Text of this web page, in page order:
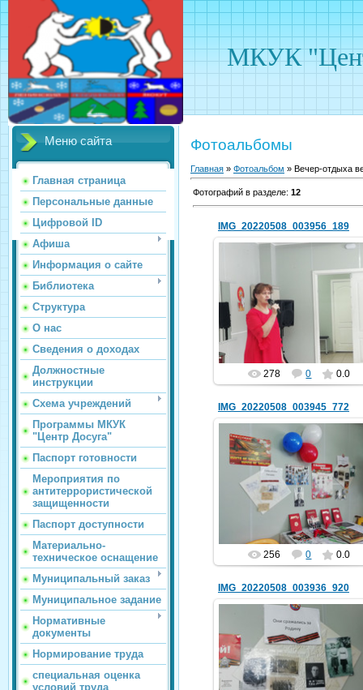
МКУК
Меню сайта
Главная страница
Персональные данные
Цифровой ID
Афиша
Информация о сайте
Библиотека
Структура
О нас
Сведения о доходах
Должностные
инструкции
Схема учреждений
Программы МКУК
"Центр Досуга"
Паспорт готовности
Мероприятия по
антитеррористической
защищенности
Паспорт доступности
Материально-
техническое оснащение
Муниципальный заказ
Муниципальное задание
Нормативные
документы
Нормирование труда
специальная оценка
условий труда
Фотоальбомы
Главная » Фотоальбом » Вечер-отдыха
Фотографий в разделе: 12
IMG_20220508_003956_189
07.05.2022
hololenkomariya
278 0 0.0
IMG_20220508_003945_772
07.05.2022
hololenkomariya
256 0 0.0
IMG_20220508_003936_920
07.05.2022
hololenkomariya